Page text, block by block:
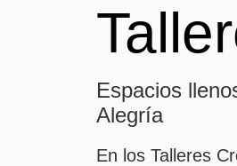
Espacios
Alegría
En los Talleres